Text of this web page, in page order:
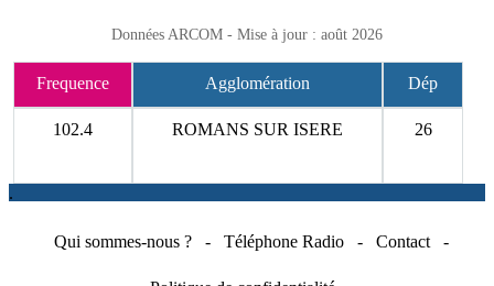
Données ARCOM - Mise à jour : août 2026
Frequence Agglomération Dép
102.4 ROMANS SUR ISERE 26
.
Qui sommes-nous ? - Téléphone Radio - Contact -